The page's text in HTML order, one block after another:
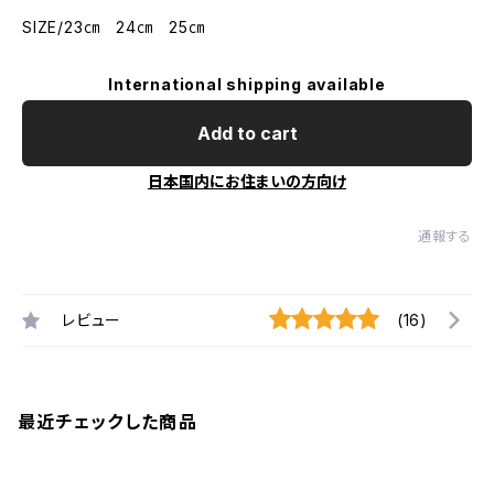
SIZE/23㎝ 24㎝ 25㎝
International shipping available
Add to cart
日本国内にお住まいの方向け
通報する
レビュー (16)
最近チェックした商品